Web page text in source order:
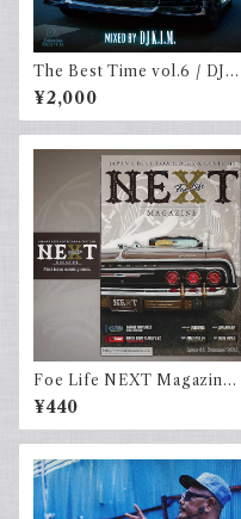
The Best Time vol.6 / DJ
K.I.m
¥2,000
Foe Life NEXT Magazine I
ssue #1
¥440